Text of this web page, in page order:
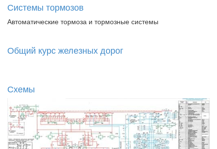
Системы тормозов
Автоматические тормоза и тормозные системы
Общий курс железных дорог
Схемы